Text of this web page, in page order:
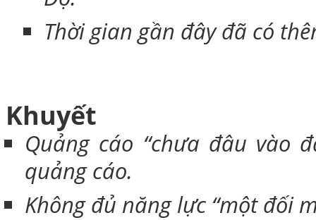
Thời gian gần đây đã có
Khuyết
Quảng cáo “chưa đâu vào
quảng cáo.
Không đủ năng lực “một đối